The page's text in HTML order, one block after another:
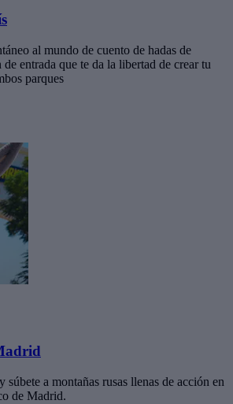
al mundo de cuento de hadas de
entrada que te da la libertad de crear tu
parques
súbete a montañas rusas llenas de acción en
de Madrid.